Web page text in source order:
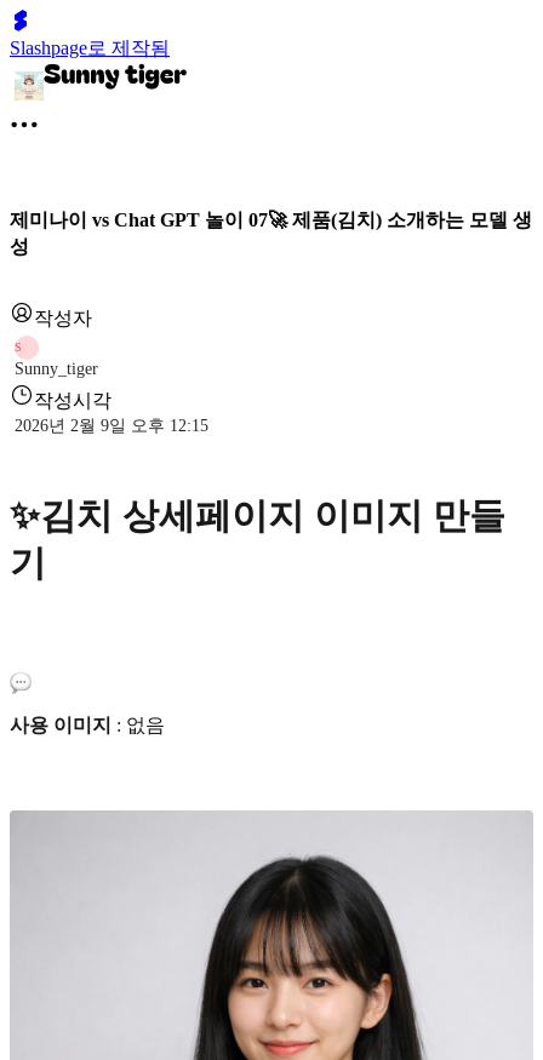
Slashpage로 제작됨
제미나이 vs Chat GPT 놀이 07🚀 제품(김치) 소개하는 모델 생
성
작성자
S
Sunny_tiger
작성시각
2026년 2월 9일 오후 12:15
✨김치 상세페이지 이미지 만들
기
사용 이미지 : 없음